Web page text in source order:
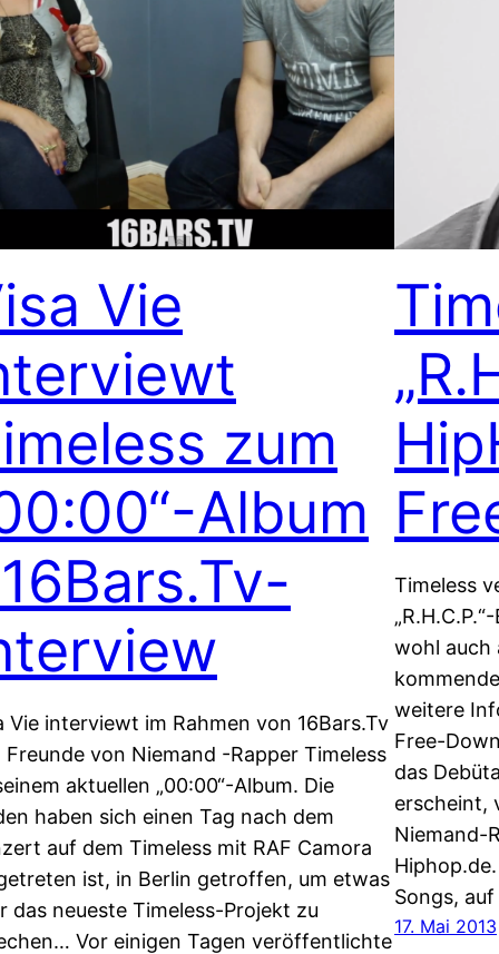
Vie
zum
Album
Vie interviewt im Rahmen von 16Bars.Tv
Freunde von Niemand -Rapper Timeless
aktuellen „00:00“-Album. Die
haben sich einen Tag nach dem
auf dem Timeless mit RAF Camora
ist, in Berlin getroffen, um etwas
das neueste Timeless-Projekt zu
Vor einigen Tagen veröffentlichte
Timeless
wohl auch
weitere
Free-
das
erscheint,
Niemand-
Songs,
17. Mai 2013